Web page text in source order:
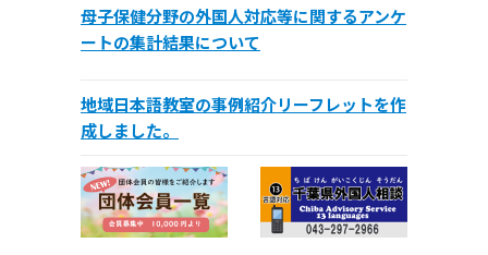
母子保健分野の外国人対応等に関するアンケ
ートの集計結果について
地域日本語教室の事例紹介リーフレットを作
成しました。